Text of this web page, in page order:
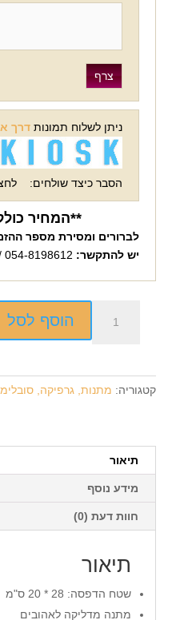
ניתן לשלוח תמונות דרך
הסבר כיצד שולחים:
**המחיר
לברורים ומסירת מספר
יש להתקשר:
המוצר
הוסף לסל
קטגוריה: מתנות, גרפיקה,
תיאור
מידע נוסף
חוות דעת (0)
תיאור
שטח הדפסה: 28 * 20 ס"מ
מתנה מדליקה לאהובים